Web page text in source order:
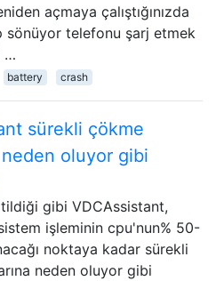
açmaya çalıştığınızda
sönüyor telefonu şarj etmek
…
battery crash
sürekli çökme
neden oluyor gibi
gibi VDCAssistant,
işleminin cpu'nun% 50-
noktaya kadar sürekli
neden oluyor gibi